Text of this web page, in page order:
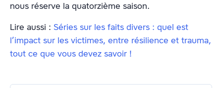
nous réserve la quatorzième saison.
Lire aussi : Séries sur les faits divers : quel est
l’impact sur les victimes, entre résilience et trauma,
tout ce que vous devez savoir !